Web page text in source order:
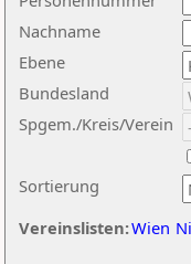
Nachname
Ebene
Sortierung
Bundesland
Spgem./Kreis/Verein
Vereinslisten:Wien